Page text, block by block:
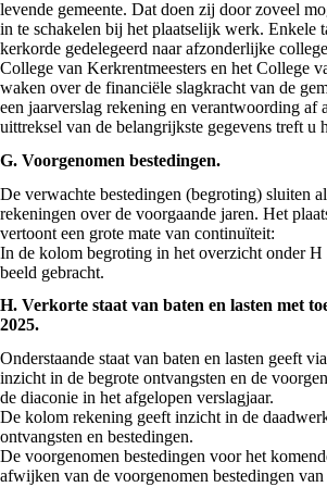
levende gemeente. Dat doen zij door zoveel
in te schakelen bij het plaatselijk werk. Enkele
kerkorde gedelegeerd naar afzonderlijke
College van Kerkrentmeesters en het College
waken over de financiële slagkracht van de
een jaarverslag rekening en verantwoording af
uittreksel van de belangrijkste gegevens treft u
G. Voorgenomen bestedingen.
De verwachte bestedingen (begroting) sluiten
rekeningen over de voorgaande jaren. Het
vertoont een grote mate van continuïteit:
In de kolom begroting in het overzicht onder
beeld gebracht.
H. Verkorte staat van baten en lasten met
2025.
Onderstaande staat van baten en lasten geeft
inzicht in de begrote ontvangsten en de
de diaconie in het afgelopen verslagjaar.
De kolom rekening geeft inzicht in de
ontvangsten en bestedingen.
De voorgenomen bestedingen voor het
afwijken van de voorgenomen bestedingen van